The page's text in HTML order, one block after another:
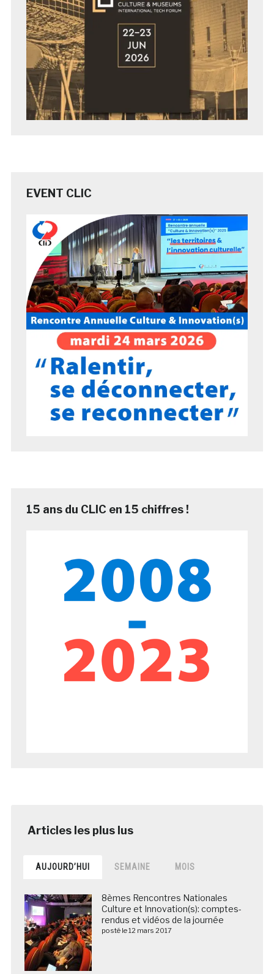
EVENT CLIC
15 ans du CLIC en 15 chiffres !
AUJOURD’HUI SEMAINE MOIS
8èmes Rencontres Nationales
Culture et Innovation(s): comptes-
rendus et vidéos de la journée
posté le 12 mars 2017